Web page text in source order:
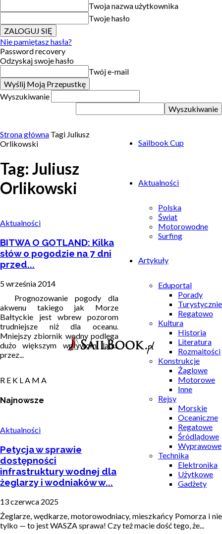
Twoja nazwa użytkownika
Twoje hasło
Nie pamiętasz hasła?
Password recovery
Odzyskaj swoje hasło
Twój e-mail
Wyszukiwanie
Sailbook Cup
Aktualności
Polska
Świat
Motorowodne
Surfing
Artykuły
Eduportal
Porady
Turystycznie
Regatowo
Kultura
Historia
Literatura
Rozmaitości
Konstrukcje
Żaglowe
Motorowe
Inne
Rejsy
Morskie
Oceaniczne
Regatowe
Śródlądowe
Wyprawowe
Technika
Elektronika
Użytkowe
Gadżety
Strona główna Tagi Juliusz
Orlikowski
Tag: Juliusz
Orlikowski
Aktualności
BITWA O GOTLAND: Kilka
słów o pogodzie na 7 dni
przed...
5 września 2014
Prognozowanie pogody dla
akwenu takiego jak Morze
Bałtyckie jest wbrew pozorom
trudniejsze niż dla oceanu.
Mniejszy zbiornik wodny podlega
dużo większym wpływom lądu,
przez...
R E K L A M A
Najnowsze
Aktualności
Petycja w sprawie
dostępności
infrastruktury wodnej dla
żeglarzy i wodniaków w...
13 czerwca 2025
Żeglarze, wędkarze, motorowodniacy, mieszkańcy Pomorza i nie
tylko — to jest WASZA sprawa! Czy też macie dość tego, że...